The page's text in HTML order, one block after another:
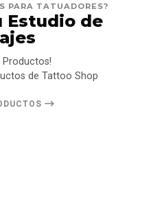
PARA TATUADORES?
Estudio de
Productos!
de Tattoo Shop